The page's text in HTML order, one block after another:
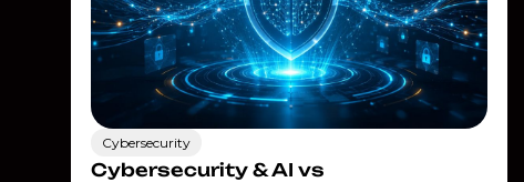
Cybersecurity
Cybersecurity & AI vs